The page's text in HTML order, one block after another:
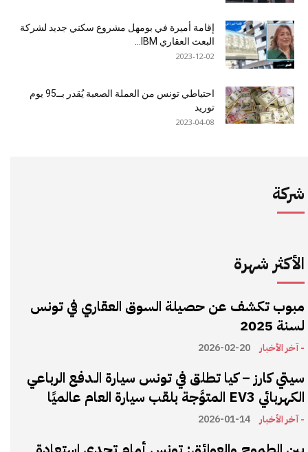
إقامة أميرة في بومهل مشروع سكني جديد لشركة
البعث العقاري IBM...
2023-12-02
احتياطي تونس من العملة الصعبة يُقدر بــ95 يوم
توريد
2023-04-08
شركة
الأكثر شهرة
مبوب تكشف عن حصيلة السوق العقاري في تونس
لسنة 2025
- آخر الأخبار 2026-02-20
سيتي كارز – كيا تطلق في تونس سيارة الـدفع الرباعي
الكهربائي EV3 المتوَّجة بلقب سيارة العام عالميًا
- آخر الأخبار 2026-01-14